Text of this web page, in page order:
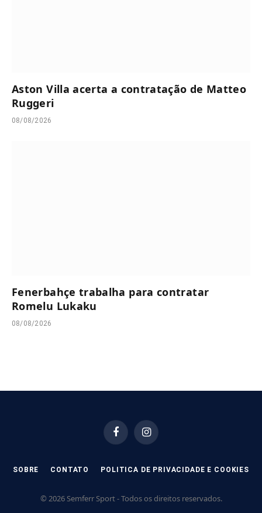
Aston Villa acerta a contratação de Matteo
Ruggeri
08/08/2026
Fenerbahçe trabalha para contratar
Romelu Lukaku
08/08/2026
FacebookInstagram
SOBRE CONTATO POLITICA DE PRIVACIDADE E COOKIES
© 2026 Semferr Sport - Todos os direitos reservados.